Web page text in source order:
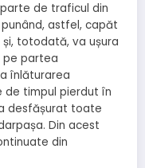
de traficul din
astfel, capăt
totodată, va ușura
pe partea
înlăturarea
de timpul pierdut în
desfășurat toate
Din acest
din